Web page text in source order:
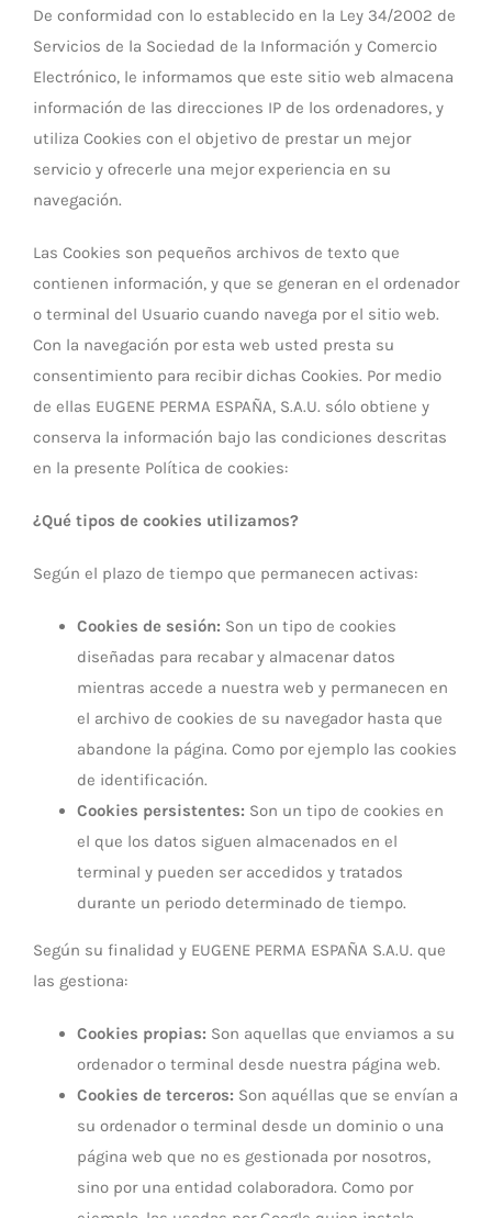
De conformidad con lo establecido en la Ley 34/2002 de
Servicios de la Sociedad de la Información y Comercio
Electrónico, le informamos que este sitio web almacena
información de las direcciones IP de los ordenadores, y
utiliza Cookies con el objetivo de prestar un mejor
servicio y ofrecerle una mejor experiencia en su
navegación.
Las Cookies son pequeños archivos de texto que
contienen información, y que se generan en el ordenador
o terminal del Usuario cuando navega por el sitio web.
Con la navegación por esta web usted presta su
consentimiento para recibir dichas Cookies. Por medio
de ellas EUGENE PERMA ESPAÑA, S.A.U. sólo obtiene y
conserva la información bajo las condiciones descritas
en la presente Política de cookies:
¿Qué tipos de cookies utilizamos?
Según el plazo de tiempo que permanecen activas:
Cookies de sesión: Son un tipo de cookies
diseñadas para recabar y almacenar datos
mientras accede a nuestra web y permanecen en
el archivo de cookies de su navegador hasta que
abandone la página. Como por ejemplo las cookies
de identificación.
Cookies persistentes: Son un tipo de cookies en
el que los datos siguen almacenados en el
terminal y pueden ser accedidos y tratados
durante un periodo determinado de tiempo.
Según su finalidad y EUGENE PERMA ESPAÑA S.A.U. que
las gestiona:
Cookies propias: Son aquellas que enviamos a su
ordenador o terminal desde nuestra página web.
Cookies de terceros: Son aquéllas que se envían a
su ordenador o terminal desde un dominio o una
página web que no es gestionada por nosotros,
sino por una entidad colaboradora. Como por